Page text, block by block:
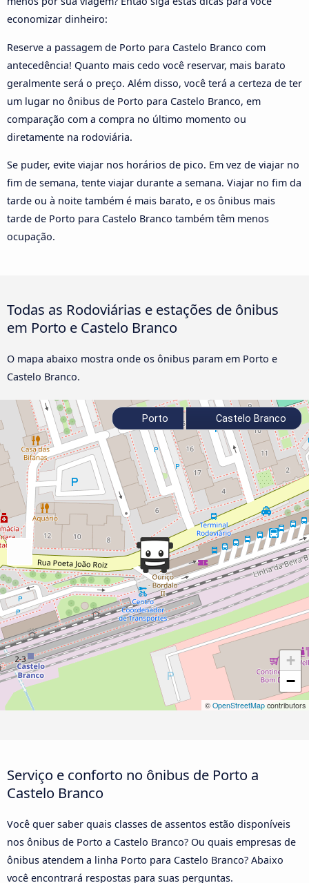
economizar dinheiro:
Reserve a passagem de Porto para Castelo Branco com
antecedência! Quanto mais cedo você reservar, mais barato
geralmente será o preço. Além disso, você terá a certeza de ter
um lugar no ônibus de Porto para Castelo Branco, em
comparação com a compra no último momento ou
diretamente na rodoviária.
Se puder, evite viajar nos horários de pico. Em vez de viajar no
fim de semana, tente viajar durante a semana. Viajar no fim da
tarde ou à noite também é mais barato, e os ônibus mais
tarde de Porto para Castelo Branco também têm menos
ocupação.
Todas as Rodoviárias e estações de ônibus
em Porto e Castelo Branco
O mapa abaixo mostra onde os ônibus param em Porto e
Castelo Branco.
+
−
© OpenStreetMap contributors
Porto Castelo Branco
Serviço e conforto no ônibus de Porto a
Castelo Branco
Você quer saber quais classes de assentos estão disponíveis
nos ônibus de Porto a Castelo Branco? Ou quais empresas de
ônibus atendem a linha Porto para Castelo Branco? Abaixo
você encontrará respostas para suas perguntas.